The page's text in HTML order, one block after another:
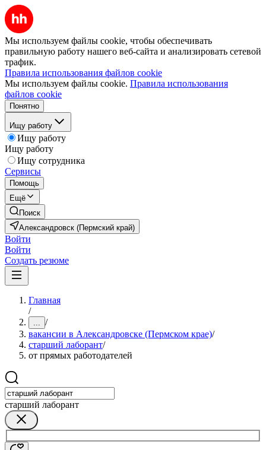
Мы используем файлы cookie, чтобы обеспечивать
правильную работу нашего веб-сайта и анализировать сетевой
трафик.
Правила использования файлов cookie
Мы используем файлы cookie. Правила использования
файлов cookie
Понятно
Ищу работу
Ищу работу
Ищу работу
Ищу сотрудника
Сервисы
Помощь
Ещё
Поиск
Александровск (Пермский край)
Войти
Войти
Создать резюме
Главная
/
... /
вакансии в Александровске (Пермском крае)/
старший лаборант/
от прямых работодателей
старший лаборант